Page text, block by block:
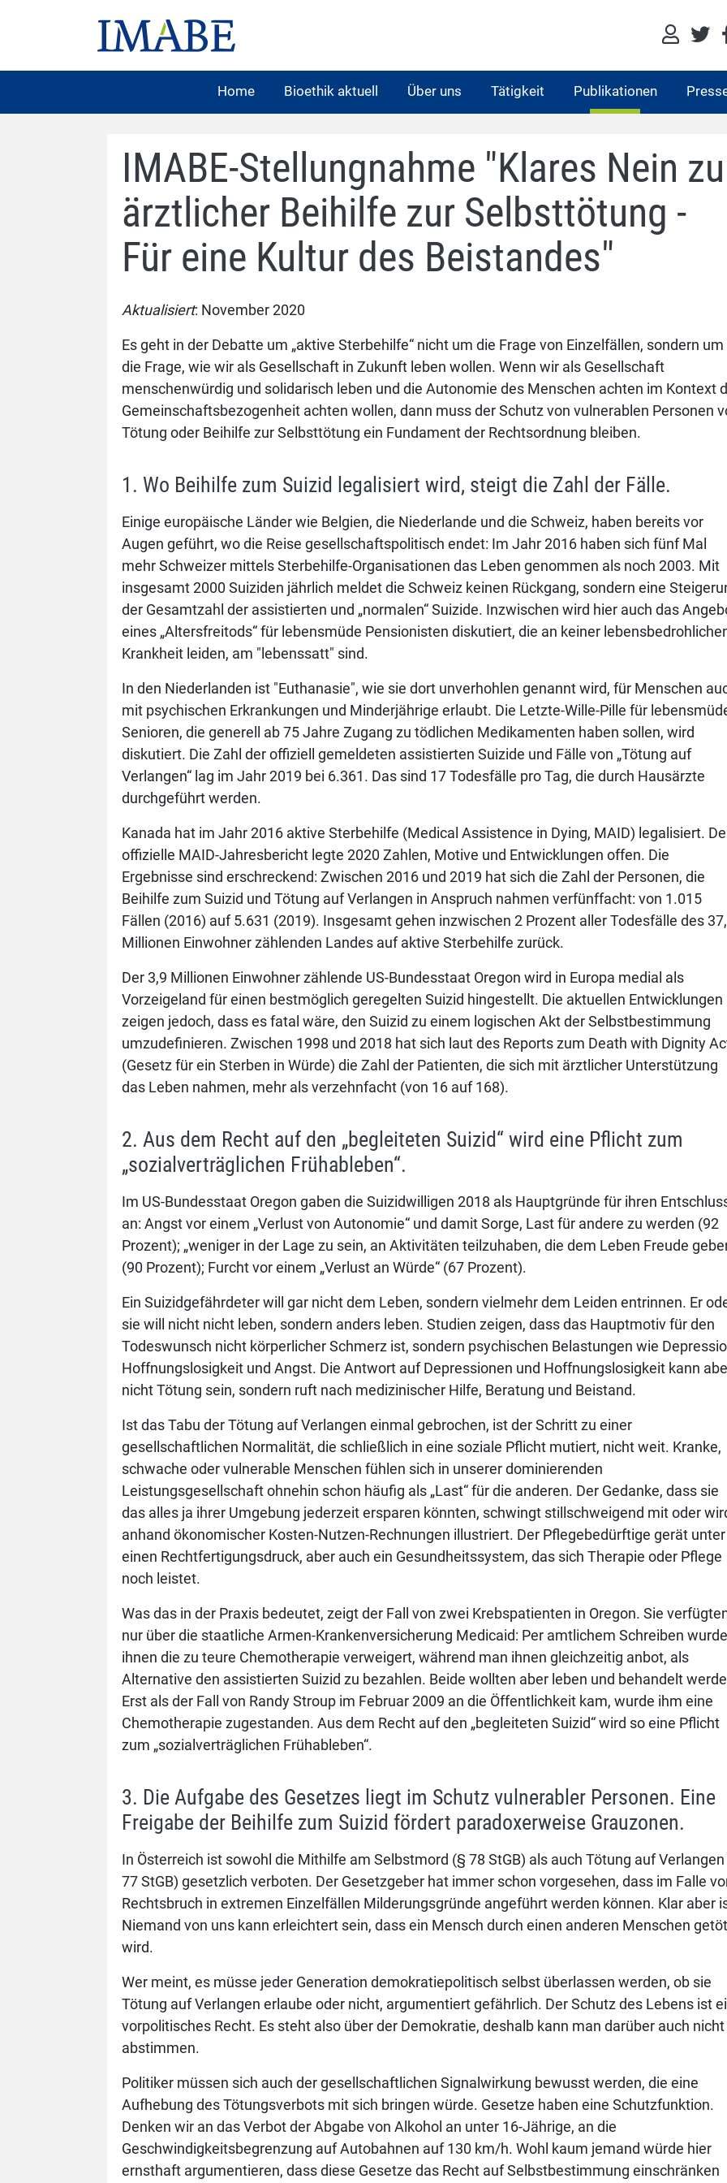
Home Bioethik aktuell Über uns Tätigkeit Publikationen
IMABE-Stellungnahme "Klares Nein zu
ärztlicher Beihilfe zur Selbsttötung -
Für eine Kultur des Beistandes"
Aktualisiert: November 2020
Es geht in der Debatte um „aktive Sterbehilfe“ nicht um die Frage von Einzelfällen, sondern um
die Frage, wie wir als Gesellschaft in Zukunft leben wollen. Wenn wir als Gesellschaft
menschenwürdig und solidarisch leben und die Autonomie des Menschen achten im Kontext
Gemeinschaftsbezogenheit achten wollen, dann muss der Schutz von vulnerablen Personen
Tötung oder Beihilfe zur Selbsttötung ein Fundament der Rechtsordnung bleiben.
1. Wo Beihilfe zum Suizid legalisiert wird, steigt die Zahl der Fälle.
Einige europäische Länder wie Belgien, die Niederlande und die Schweiz, haben bereits vor
Augen geführt, wo die Reise gesellschaftspolitisch endet: Im Jahr 2016 haben sich fünf Mal
mehr Schweizer mittels Sterbehilfe-Organisationen das Leben genommen als noch 2003. Mit
insgesamt 2000 Suiziden jährlich meldet die Schweiz keinen Rückgang, sondern eine
der Gesamtzahl der assistierten und „normalen“ Suizide. Inzwischen wird hier auch das
eines „Altersfreitods“ für lebensmüde Pensionisten diskutiert, die an keiner
Krankheit leiden, am "lebenssatt" sind.
In den Niederlanden ist "Euthanasie", wie sie dort unverhohlen genannt wird, für Menschen
mit psychischen Erkrankungen und Minderjährige erlaubt. Die Letzte-Wille-Pille für
Senioren, die generell ab 75 Jahre Zugang zu tödlichen Medikamenten haben sollen, wird
diskutiert. Die Zahl der offiziell gemeldeten assistierten Suizide und Fälle von „Tötung auf
Verlangen“ lag im Jahr 2019 bei 6.361. Das sind 17 Todesfälle pro Tag, die durch Hausärzte
durchgeführt werden.
Kanada hat im Jahr 2016 aktive Sterbehilfe (Medical Assistence in Dying, MAID) legalisiert.
offizielle MAID-Jahresbericht legte 2020 Zahlen, Motive und Entwicklungen offen. Die
Ergebnisse sind erschreckend: Zwischen 2016 und 2019 hat sich die Zahl der Personen, die
Beihilfe zum Suizid und Tötung auf Verlangen in Anspruch nahmen verfünffacht: von 1.015
Fällen (2016) auf 5.631 (2019). Insgesamt gehen inzwischen 2 Prozent aller Todesfälle des
Millionen Einwohner zählenden Landes auf aktive Sterbehilfe zurück.
Der 3,9 Millionen Einwohner zählende US-Bundesstaat Oregon wird in Europa medial als
Vorzeigeland für einen bestmöglich geregelten Suizid hingestellt. Die aktuellen Entwicklungen
zeigen jedoch, dass es fatal wäre, den Suizid zu einem logischen Akt der Selbstbestimmung
umzudefinieren. Zwischen 1998 und 2018 hat sich laut des Reports zum Death with Dignity
(Gesetz für ein Sterben in Würde) die Zahl der Patienten, die sich mit ärztlicher Unterstützung
das Leben nahmen, mehr als verzehnfacht (von 16 auf 168).
2. Aus dem Recht auf den „begleiteten Suizid“ wird eine Pflicht zum
„sozialverträglichen Frühableben“.
Im US-Bundesstaat Oregon gaben die Suizidwilligen 2018 als Hauptgründe für ihren
an: Angst vor einem „Verlust von Autonomie“ und damit Sorge, Last für andere zu werden (92
Prozent); „weniger in der Lage zu sein, an Aktivitäten teilzuhaben, die dem Leben Freude
(90 Prozent); Furcht vor einem „Verlust an Würde“ (67 Prozent).
Ein Suizidgefährdeter will gar nicht dem Leben, sondern vielmehr dem Leiden entrinnen. Er
sie will nicht nicht leben, sondern anders leben. Studien zeigen, dass das Hauptmotiv für den
Todeswunsch nicht körperlicher Schmerz ist, sondern psychischen Belastungen wie
Hoffnungslosigkeit und Angst. Die Antwort auf Depressionen und Hoffnungslosigkeit kann
nicht Tötung sein, sondern ruft nach medizinischer Hilfe, Beratung und Beistand.
Ist das Tabu der Tötung auf Verlangen einmal gebrochen, ist der Schritt zu einer
gesellschaftlichen Normalität, die schließlich in eine soziale Pflicht mutiert, nicht weit. Kranke,
schwache oder vulnerable Menschen fühlen sich in unserer dominierenden
Leistungsgesellschaft ohnehin schon häufig als „Last“ für die anderen. Der Gedanke, dass sie
das alles ja ihrer Umgebung jederzeit ersparen könnten, schwingt stillschweigend mit oder
anhand ökonomischer Kosten-Nutzen-Rechnungen illustriert. Der Pflegebedürftige gerät unter
einen Rechtfertigungsdruck, aber auch ein Gesundheitssystem, das sich Therapie oder Pflege
noch leistet.
Was das in der Praxis bedeutet, zeigt der Fall von zwei Krebspatienten in Oregon. Sie
nur über die staatliche Armen-Krankenversicherung Medicaid: Per amtlichem Schreiben wurde
ihnen die zu teure Chemotherapie verweigert, während man ihnen gleichzeitig anbot, als
Alternative den assistierten Suizid zu bezahlen. Beide wollten aber leben und behandelt
Erst als der Fall von Randy Stroup im Februar 2009 an die Öffentlichkeit kam, wurde ihm eine
Chemotherapie zugestanden. Aus dem Recht auf den „begleiteten Suizid“ wird so eine Pflicht
zum „sozialverträglichen Frühableben“.
3. Die Aufgabe des Gesetzes liegt im Schutz vulnerabler Personen. Eine
Freigabe der Beihilfe zum Suizid fördert paradoxerweise Grauzonen.
In Österreich ist sowohl die Mithilfe am Selbstmord (§ 78 StGB) als auch Tötung auf
77 StGB) gesetzlich verboten. Der Gesetzgeber hat immer schon vorgesehen, dass im Falle
Rechtsbruch in extremen Einzelfällen Milderungsgründe angeführt werden können. Klar aber
Niemand von uns kann erleichtert sein, dass ein Mensch durch einen anderen Menschen
wird.
Wer meint, es müsse jeder Generation demokratiepolitisch selbst überlassen werden, ob sie
Tötung auf Verlangen erlaube oder nicht, argumentiert gefährlich. Der Schutz des Lebens ist
vorpolitisches Recht. Es steht also über der Demokratie, deshalb kann man darüber auch nicht
abstimmen.
Politiker müssen sich auch der gesellschaftlichen Signalwirkung bewusst werden, die eine
Aufhebung des Tötungsverbots mit sich bringen würde. Gesetze haben eine Schutzfunktion.
Denken wir an das Verbot der Abgabe von Alkohol an unter 16-Jährige, an die
Geschwindigkeitsbegrenzung auf Autobahnen auf 130 km/h. Wohl kaum jemand würde hier
ernsthaft argumentieren, dass diese Gesetze das Recht auf Selbstbestimmung einschränken